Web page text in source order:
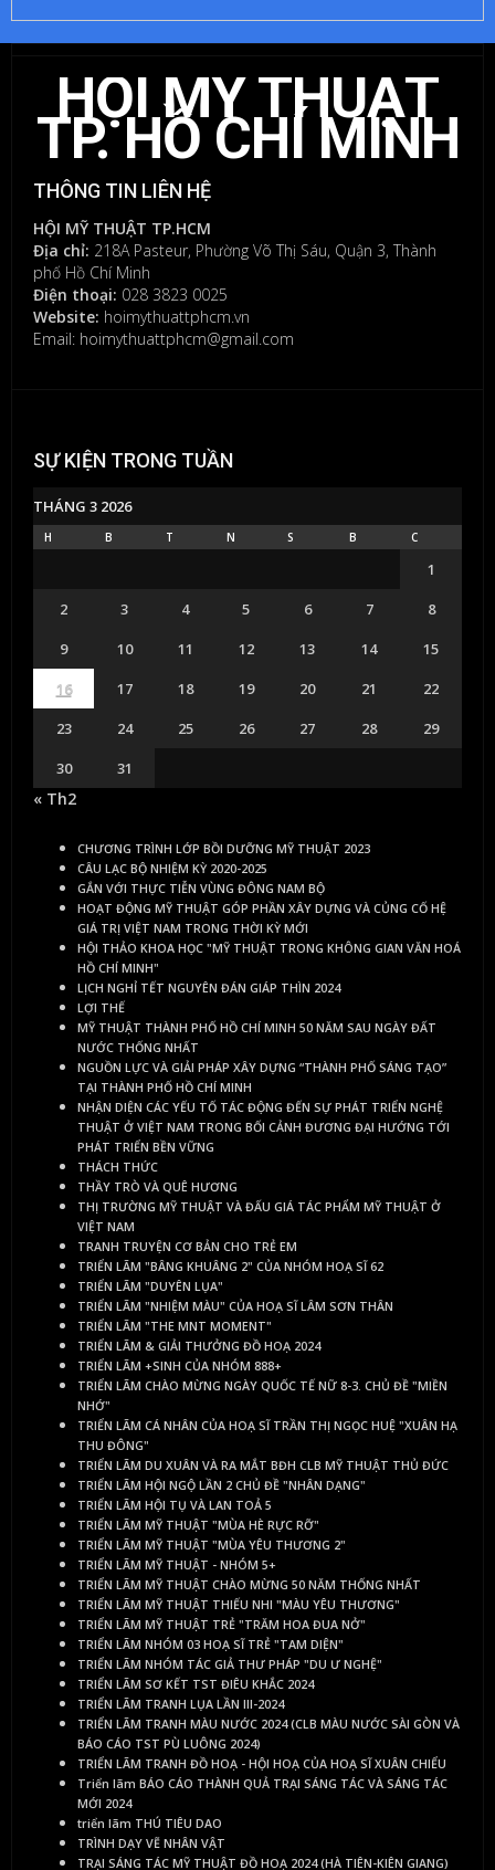
LUẬN
Bạn
đăng
nhập
để
gửi
bình
luận.
HỘI MỸ THUẬT
TP. HỒ CHÍ MINH
THÔNG TIN LIÊN HỆ
HỘI MỸ THUẬT TP.HCM
Địa chỉ: 218A Pasteur, Phường Võ Thị Sáu, Quận 3, Thành
phố Hồ Chí Minh
Điện thoại: 028 3823 0025
Website: hoimythuattphcm.vn
Email: hoimythuattphcm@gmail.com
SỰ KIỆN TRONG TUẦN
THÁNG 3 2026
H B T N S B C
1
2
3 4 5 6 7
8
9
10 11 12 13 14
15
16
17 18 19 20 21
22
23
24 25 26 27 28
29
30
31
« Th2
CHƯƠNG TRÌNH LỚP BỒI DƯỠNG MỸ THUẬT 2023
CÂU LẠC BỘ NHIỆM KỲ 2020-2025
GẮN VỚI THỰC TIỄN VÙNG ĐÔNG NAM BỘ
HOẠT ĐỘNG MỸ THUẬT GÓP PHẦN XÂY DỰNG VÀ CỦNG CỐ HỆ
GIÁ TRỊ VIỆT NAM TRONG THỜI KỲ MỚI
HỘI THẢO KHOA HỌC "MỸ THUẬT TRONG KHÔNG GIAN VĂN HOÁ
HỒ CHÍ MINH"
LỊCH NGHỈ TẾT NGUYÊN ĐÁN GIÁP THÌN 2024
LỢI THẾ
MỸ THUẬT THÀNH PHỐ HỒ CHÍ MINH 50 NĂM SAU NGÀY ĐẤT
NƯỚC THỐNG NHẤT
NGUỒN LỰC VÀ GIẢI PHÁP XÂY DỰNG “THÀNH PHỐ SÁNG TẠO”
TẠI THÀNH PHỐ HỒ CHÍ MINH
NHẬN DIỆN CÁC YẾU TỐ TÁC ĐỘNG ĐẾN SỰ PHÁT TRIỂN NGHỆ
THUẬT Ở VIỆT NAM TRONG BỐI CẢNH ĐƯƠNG ĐẠI HƯỚNG TỚI
PHÁT TRIỂN BỀN VỮNG
THÁCH THỨC
THẦY TRÒ VÀ QUÊ HƯƠNG
THỊ TRƯỜNG MỸ THUẬT VÀ ĐẤU GIÁ TÁC PHẨM MỸ THUẬT Ở
VIỆT NAM
TRANH TRUYỆN CƠ BẢN CHO TRẺ EM
TRIỂN LÃM "BÂNG KHUÂNG 2" CỦA NHÓM HOẠ SĨ 62
TRIỂN LÃM "DUYÊN LỤA"
TRIỂN LÃM "NHIỆM MÀU" CỦA HOẠ SĨ LÂM SƠN THÂN
TRIỂN LÃM "THE MNT MOMENT"
TRIỂN LÃM & GIẢI THƯỞNG ĐỒ HOẠ 2024
TRIỂN LÃM +SINH CỦA NHÓM 888+
TRIỂN LÃM CHÀO MỪNG NGÀY QUỐC TẾ NỮ 8-3. CHỦ ĐỀ "MIỀN
NHỚ"
TRIỂN LÃM CÁ NHÂN CỦA HOẠ SĨ TRẦN THỊ NGỌC HUỆ "XUÂN HẠ
THU ĐÔNG"
TRIỂN LÃM DU XUÂN VÀ RA MẮT BĐH CLB MỸ THUẬT THỦ ĐỨC
TRIỂN LÃM HỘI NGỘ LẦN 2 CHỦ ĐỀ "NHÂN DẠNG"
TRIỂN LÃM HỘI TỤ VÀ LAN TOẢ 5
TRIỂN LÃM MỸ THUẬT "MÙA HÈ RỰC RỠ"
TRIỂN LÃM MỸ THUẬT "MÙA YÊU THƯƠNG 2"
TRIỂN LÃM MỸ THUẬT - NHÓM 5+
TRIỂN LÃM MỸ THUẬT CHÀO MỪNG 50 NĂM THỐNG NHẤT
TRIỂN LÃM MỸ THUẬT THIẾU NHI "MÀU YÊU THƯƠNG"
TRIỂN LÃM MỸ THUẬT TRẺ "TRĂM HOA ĐUA NỞ"
TRIỂN LÃM NHÓM 03 HOẠ SĨ TRẺ "TAM DIỆN"
TRIỂN LÃM NHÓM TÁC GIẢ THƯ PHÁP "DU Ư NGHỆ"
TRIỂN LÃM SƠ KẾT TST ĐIÊU KHẮC 2024
TRIỂN LÃM TRANH LỤA LẦN III-2024
TRIỂN LÃM TRANH MÀU NƯỚC 2024 (CLB MÀU NƯỚC SÀI GÒN VÀ
BÁO CÁO TST PÙ LUÔNG 2024)
TRIỂN LÃM TRANH ĐỒ HOẠ - HỘI HOẠ CỦA HOẠ SĨ XUÂN CHIỂU
Triển lãm BÁO CÁO THÀNH QUẢ TRẠI SÁNG TÁC VÀ SÁNG TÁC
MỚI 2024
triển lãm THÚ TIÊU DAO
TRÌNH DẠY VẼ NHÂN VẬT
TRẠI SÁNG TÁC MỸ THUẬT ĐỒ HOẠ 2024 (HÀ TIÊN-KIÊN GIANG)